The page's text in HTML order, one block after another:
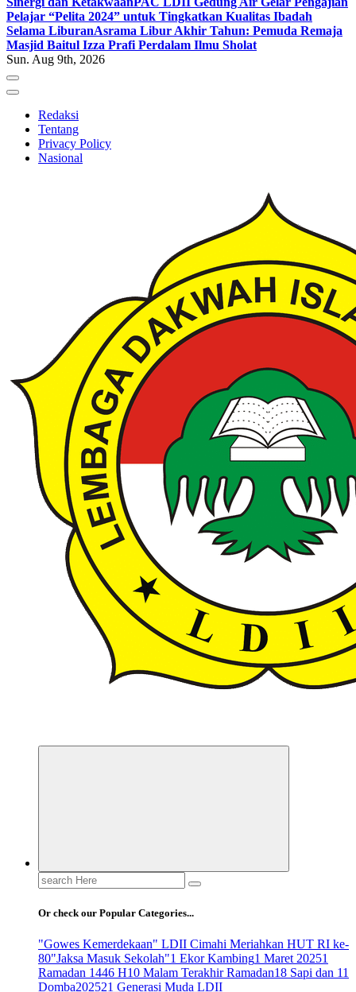
Pelajar “Pelita 2024” untuk Tingkatkan Kualitas Ibadah
Selama LiburanAsrama Libur Akhir Tahun: Pemuda Remaja
Masjid Baitul Izza Prafi Perdalam Ilmu Sholat
Sun. Aug 9th, 2026
Redaksi
Tentang
Privacy Policy
Nasional
Search
for:
Or check our Popular Categories...
"Gowes Kemerdekaan" LDII Cimahi Meriahkan HUT RI ke-
80"Jaksa Masuk Sekolah"1 Ekor Kambing1 Maret 20251
Ramadan 1446 H10 Malam Terakhir Ramadan18 Sapi dan 11
Domba202521 Generasi Muda LDII